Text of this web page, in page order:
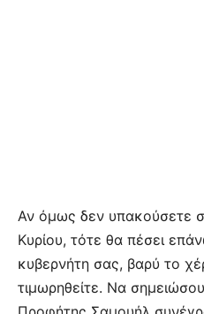
Αν όμως δεν υπακούσετε
Κυρίου, τότε θα πέσει
κυβερνήτη σας, βαρύ το
τιμωρηθείτε. Να